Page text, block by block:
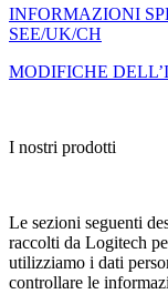
INFORMAZIONI
SEE/UK/CH
MODIFICHE
I nostri prodotti
Le sezioni seguenti
raccolti da Logitech
utilizziamo i dati
controllare le